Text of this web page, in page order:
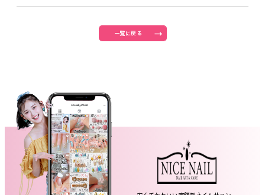
取り扱いカラー
消費者志向自主宣言
新着情報
採用情報
一覧に戻る